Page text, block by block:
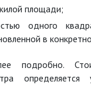
площади;
в
подробно.
определяется